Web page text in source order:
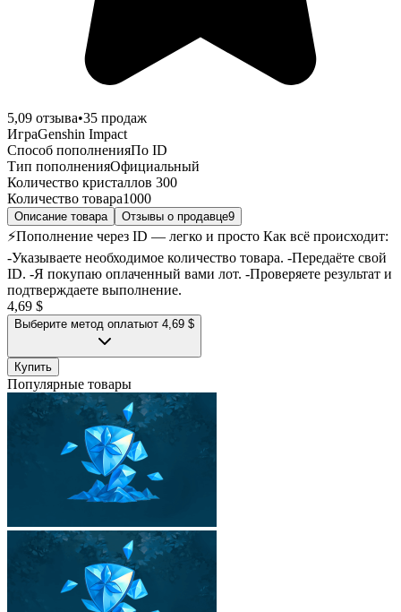
5,09 отзыва•35 продаж
ИграGenshin Impact
Способ пополненияПо ID
Тип пополненияОфициальный
Количество кристаллов 300
Количество товара1000
Описание товара Отзывы о продавце9
⚡️Пополнение через ID — легко и просто Как всё происходит:
-Указываете необходимое количество товара. -Передаёте свой
ID. -Я покупаю оплаченный вами лот. -Проверяете результат и
подтверждаете выполнение.
4,69 $
Выберите метод оплатыот 4,69 $
Купить
Популярные товары